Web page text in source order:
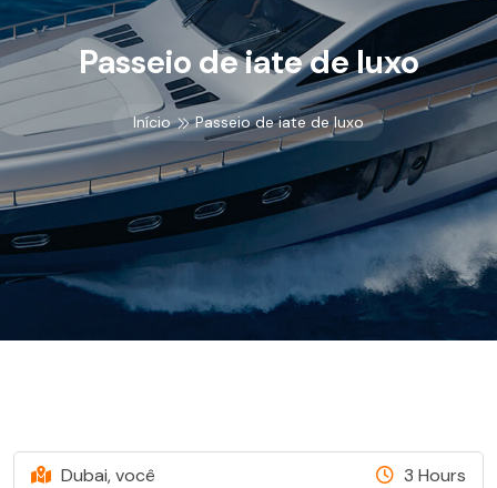
Passeio de iate de luxo
Início Passeio de iate de luxo
Dubai, você 3 Hours